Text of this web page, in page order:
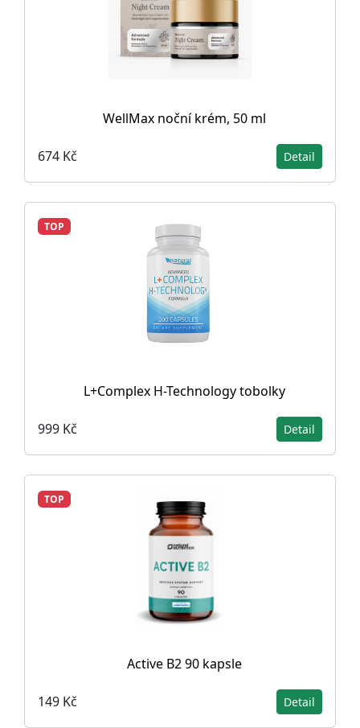
WellMax noční krém, 50 ml
674 Kč Detail
TOP
L+Complex H-Technology tobolky
999 Kč Detail
TOP
Active B2 90 kapsle
149 Kč Detail